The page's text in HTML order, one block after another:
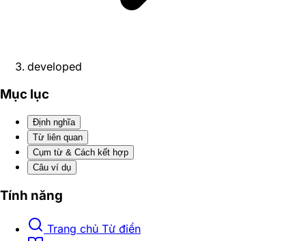
developed
Mục lục
Định nghĩa
Từ liên quan
Cụm từ & Cách kết hợp
Câu ví dụ
Tính năng
Trang chủ Từ điển